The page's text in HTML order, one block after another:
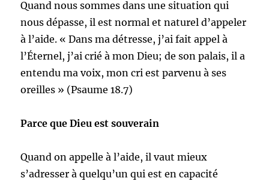
Quand nous sommes dans une situation qui
nous dépasse, il est normal et naturel d’appeler
à l’aide. « Dans ma détresse, j’ai fait appel à
l’Éternel, j’ai crié à mon Dieu; de son palais, il a
entendu ma voix, mon cri est parvenu à ses
oreilles » (Psaume 18.7)
Parce que Dieu est souverain
Quand on appelle à l’aide, il vaut mieux
s’adresser à quelqu’un qui est en capacité